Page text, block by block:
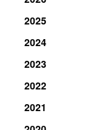
2025
2024
2023
2022
2021